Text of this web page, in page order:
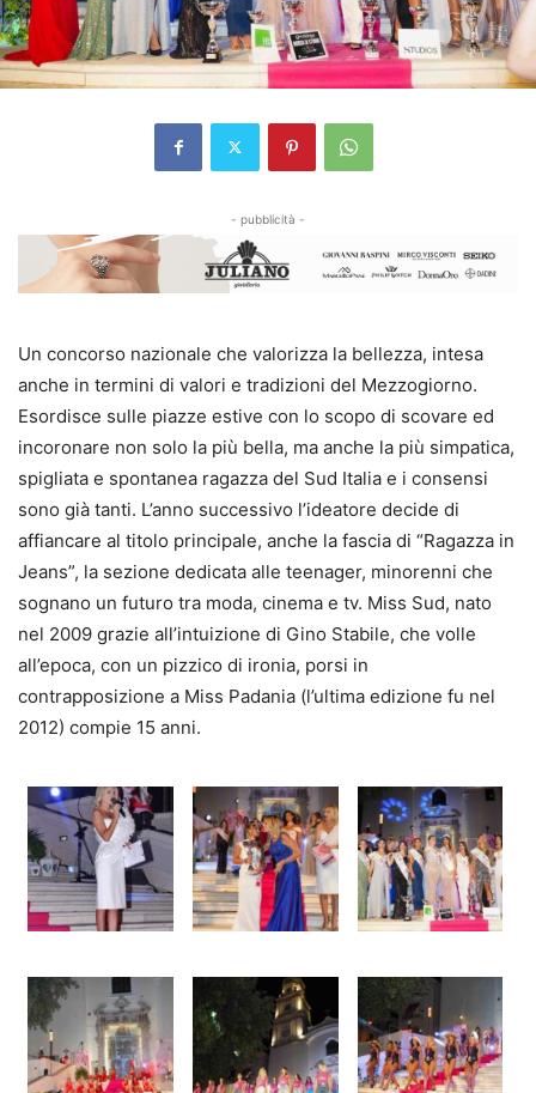
- pubblicità -
Un concorso nazionale che valorizza la bellezza, intesa
anche in termini di valori e tradizioni del Mezzogiorno.
Esordisce sulle piazze estive con lo scopo di scovare ed
incoronare non solo la più bella, ma anche la più simpatica,
spigliata e spontanea ragazza del Sud Italia e i consensi
sono già tanti. L’anno successivo l’ideatore decide di
affiancare al titolo principale, anche la fascia di “Ragazza in
Jeans”, la sezione dedicata alle teenager, minorenni che
sognano un futuro tra moda, cinema e tv. Miss Sud, nato
nel 2009 grazie all’intuizione di Gino Stabile, che volle
all’epoca, con un pizzico di ironia, porsi in
contrapposizione a Miss Padania (l’ultima edizione fu nel
2012) compie 15 anni.